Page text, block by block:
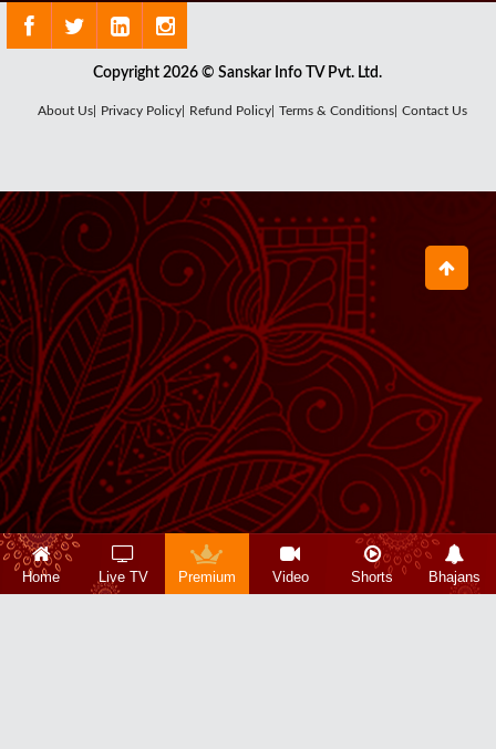
Copyright 2026 © Sanskar Info TV Pvt. Ltd.
About Us| Privacy Policy| Refund Policy| Terms & Conditions| Contact Us
Home Live TV Premium Video Shorts Bhajans